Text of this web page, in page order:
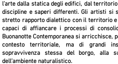
l’arte dalla statica degli edifici, dal
discipline e saperi differenti. Gli artisti si
stretto rapporto dialettico con il territorio
capaci di affiancare i processi di
Buonanotte Contemporanea si arricchisce,
contesto territoriale, ma di grandi
sopravvivenza stessa del borgo, alla
dell’ambiente naturalistico.